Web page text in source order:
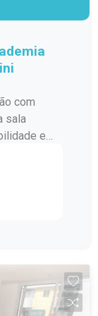
com
e
estar
sua
e